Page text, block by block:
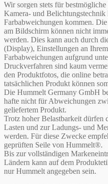
Wir sorgen stets für
Kamera- und
Farbabweichungen kommen.
am Bildschirm können nicht
werden. Dies kann auch durch
(Display), Einstellungen an
Farbabweichungen aufgrund
Druckverfahren sind kaum
den Produktfotos, die online
tatsächlichen Produkt können
Die Hummelt Germany GmbH
hafte nicht für Abweichungen
geliefertem Produkt.
Trotz hoher Belastbarkeit dürfen
Lasten und zur Ladungs- und
werden. Für diese Zwecke
geprüften Seile von Hummelt®.
Bis zur vollständigen
Ländern kann auf dem
nur Hummelt angegeben sein.